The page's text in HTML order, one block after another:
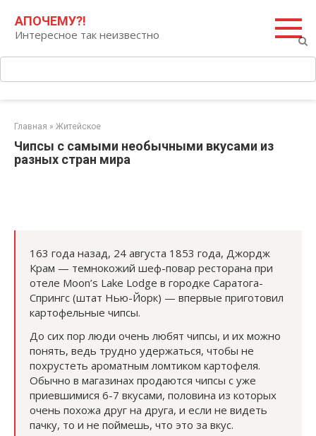
контенту
АПОЧЕМУ?!
Интересное так неизвестно
Главная » Житейское
Чипсы с самыми необычными вкусами из
разных стран мира
163 года назад, 24 августа 1853 года, Джордж
Крам — темнокожий шеф-повар ресторана при
отеле Moon’s Lake Lodge в городке Саратога-
Спрингс (штат Нью-Йорк) — впервые приготовил
картофельные чипсы.
До сих пор люди очень любят чипсы, и их можно
понять, ведь трудно удержаться, чтобы не
похрустеть ароматным ломтиком картофеля.
Обычно в магазинах продаются чипсы с уже
приевшимися 6-7 вкусами, половина из которых
очень похожа друг на друга, и если не видеть
пачку, то и не поймешь, что это за вкус.